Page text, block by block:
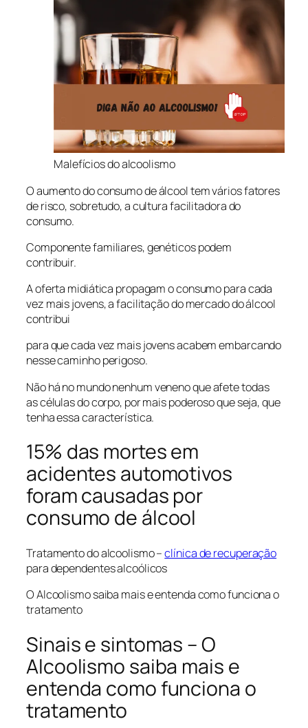
Malefícios do alcoolismo
O aumento do consumo de álcool tem vários fatores
de risco, sobretudo, a cultura facilitadora do
consumo.
Componente familiares, genéticos podem
contribuir.
A oferta midiática propagam o consumo para cada
vez mais jovens, a facilitação do mercado do álcool
contribui
para que cada vez mais jovens acabem embarcando
nesse caminho perigoso.
Não há no mundo nenhum veneno que afete todas
as células do corpo, por mais poderoso que seja, que
tenha essa característica.
15% das mortes em
acidentes automotivos
foram causadas por
consumo de álcool
Tratamento do alcoolismo –clínica de recuperação
para dependentes alcoólicos
O Alcoolismo saiba mais e entenda como funciona o
tratamento
Sinais e sintomas – O
Alcoolismo saiba mais e
entenda como funciona o
tratamento